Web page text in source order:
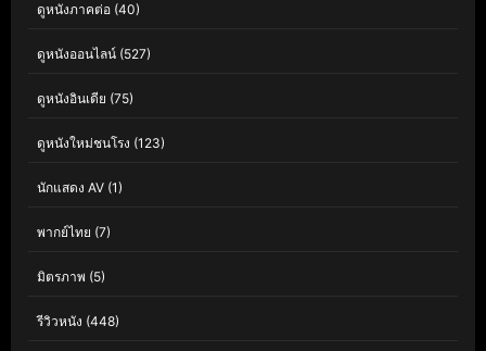
ดูหนังภาคต่อ (40)
ดูหนังออนไลน์ (527)
ดูหนังอินเดีย (75)
ดูหนังใหม่ชนโรง (123)
นักแสดง AV (1)
พากย์ไทย (7)
มิตรภาพ (5)
รีวิวหนัง (448)